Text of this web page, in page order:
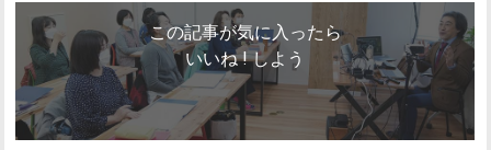
この記事が気に入ったら
いいね ! しよう